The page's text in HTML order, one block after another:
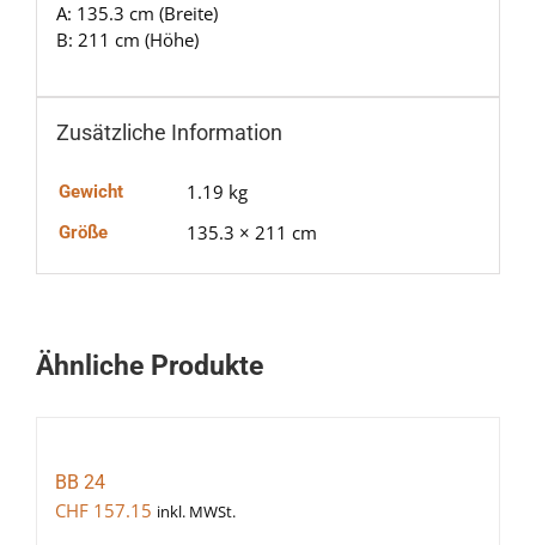
A: 135.3 cm (Breite)
B: 211 cm (Höhe)
Zusätzliche Information
Gewicht 1.19 kg
Größe 135.3 × 211 cm
Ähnliche Produkte
BB 24
CHF 157.15 inkl. MWSt.